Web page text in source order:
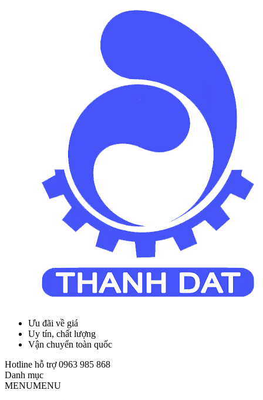
Ưu đãi về giá
Uy tín, chất lượng
Vận chuyển toàn quốc
Hotline hỗ trợ 0963 985 868
Danh mục
MENUMENU